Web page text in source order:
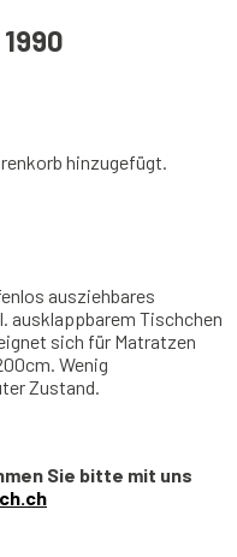
hinzugefügt.
ausziehbares
ausklappbarem Tischchen
sich für Matratzen
Wenig
Zustand.
Sie bitte mit uns